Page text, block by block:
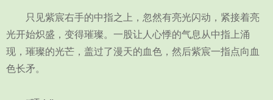
只见紫宸右手的中指之上，忽然有亮光闪动，紧接着亮
光开始炽盛，变得璀璨。一股让人心悸的气息从中指上涌
现，璀璨的光芒，盖过了漫天的血色，然后紫宸一指点向血
色长矛。